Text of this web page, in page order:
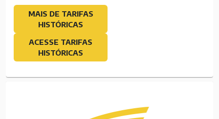
MAIS DE TARIFAS
HISTÓRICAS
ACESSE TARIFAS
HISTÓRICAS